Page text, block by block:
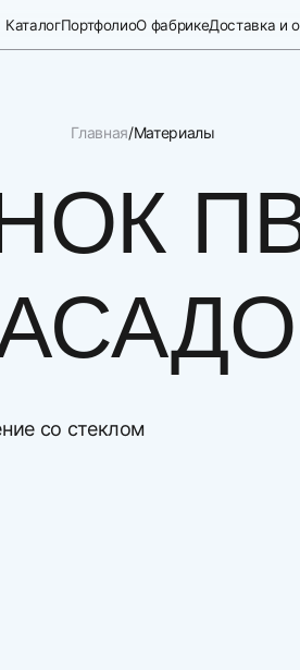
КаталогПортфолиоО фабрикеДоставка и
Главная Материалы